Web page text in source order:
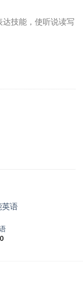
技能，使听说读写